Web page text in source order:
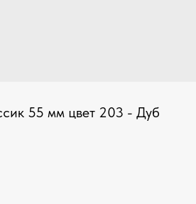
55 мм цвет 203 - Дуб